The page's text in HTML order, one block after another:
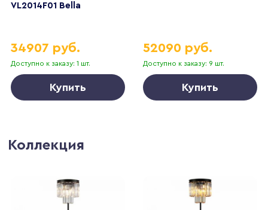
VL2014F01 Bella
Доступно к заказу: 1 шт.
34907 руб.
Купить
Доступно к заказу: 9 шт.
52090 руб.
Купить
Коллекция